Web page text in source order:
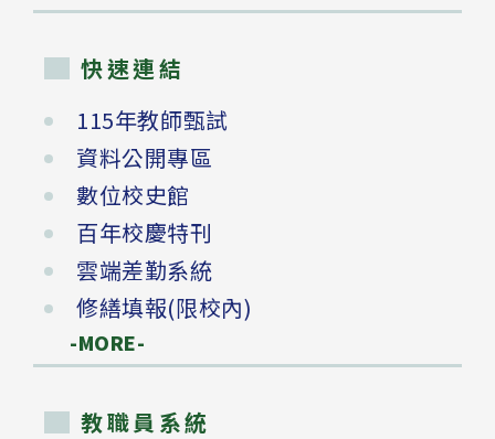
快速連結
115年教師甄試
資料公開專區
數位校史館
百年校慶特刊
雲端差勤系統
修繕填報(限校內)
-MORE-
教職員系統